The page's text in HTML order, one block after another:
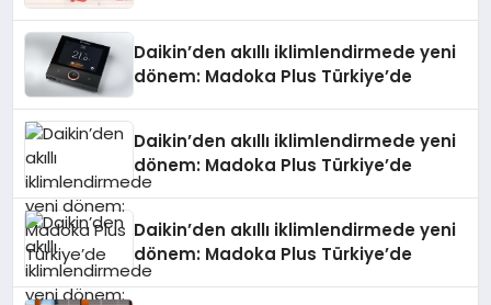
Daikin’den akıllı iklimlendirmede yeni
dönem: Madoka Plus Türkiye’de
Daikin’den akıllı iklimlendirmede yeni
dönem: Madoka Plus Türkiye’de
Daikin’den akıllı iklimlendirmede yeni
dönem: Madoka Plus Türkiye’de